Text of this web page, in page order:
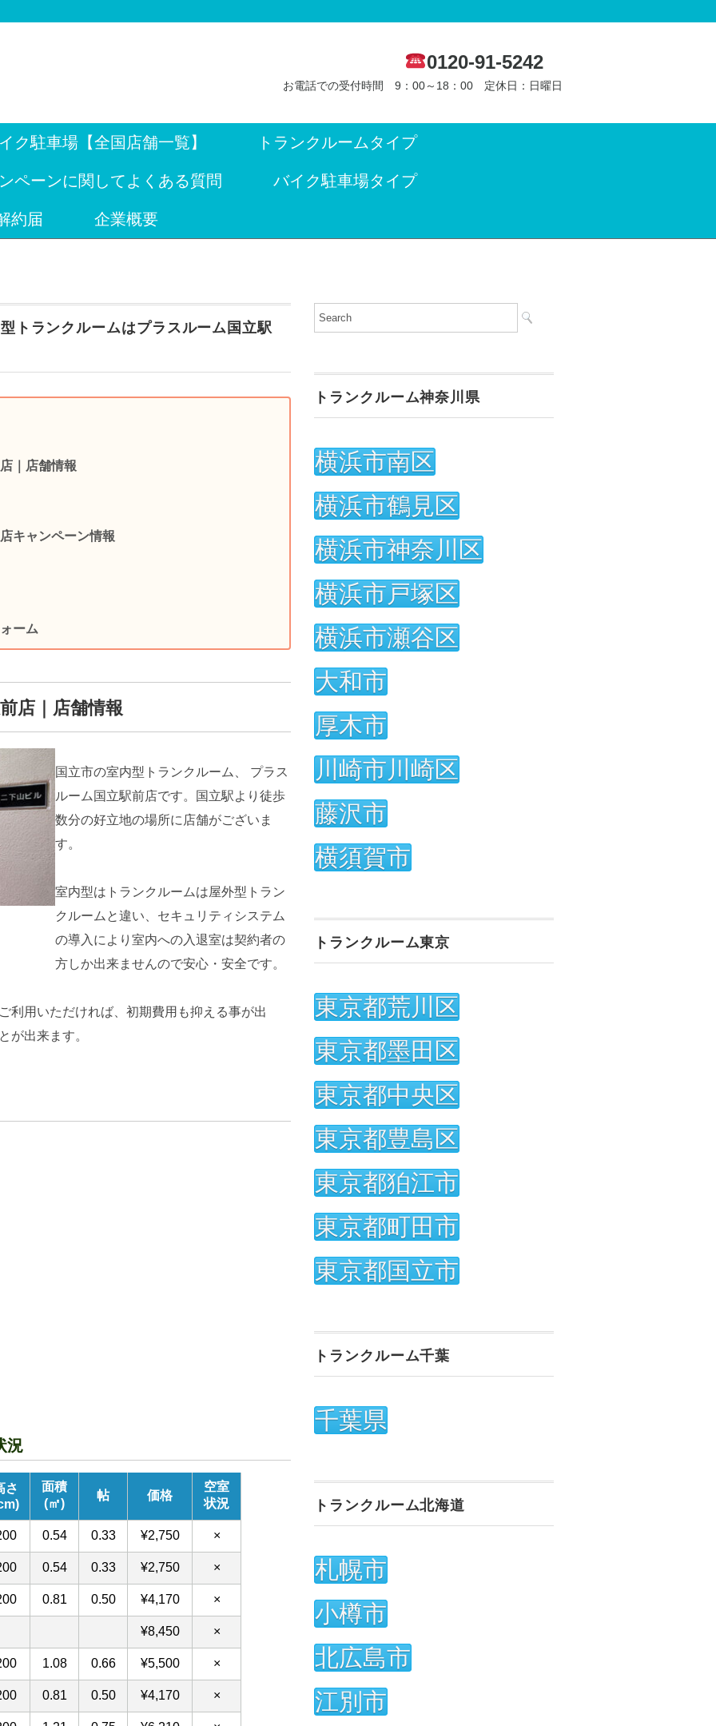
0120-91-5242
お電話での受付時間 9：00～18：00 定休日：日曜日
ク駐車場【全国店舗一覧】 トランクルームタイプ
ペーンに関してよくある質問 バイク駐車場タイプ
約届 企業概要
トランクルームはプラスルーム国立駅
｜店舗情報
キャンペーン情報
ーム
店｜店舗情報
国立市の室内型トランクルーム、 プラス
ルーム国立駅前店です。国立駅より徒歩
数分の好立地の場所に店舗がございま
す。
室内型はトランクルームは屋外型トラン
クルームと違い、セキュリティシステム
の導入により室内への入退室は契約者の
方しか出来ませんので安心・安全です。
利用いただければ、初期費用も抑える事が出
が出来ます。
況
トランクルーム神奈川県
横浜市南区
横浜市鶴見区
横浜市神奈川区
横浜市戸塚区
横浜市瀬谷区
大和市
厚木市
川崎市川崎区
藤沢市
横須賀市
トランクルーム東京
東京都荒川区
東京都墨田区
東京都中央区
東京都豊島区
東京都狛江市
東京都町田市
東京都国立市
トランクルーム千葉
千葉県
トランクルーム北海道
札幌市
小樽市
北広島市
江別市